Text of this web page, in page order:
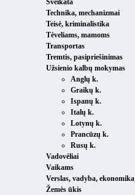
Technika, mechanizmai
Teisė, kriminalistika
Tėveliams, mamoms
Transportas
Tremtis, pasipriešinimas
Užsienio kalbų mokymas
Anglų k.
Graikų k.
Ispanų k.
Italų k.
Lotynų k.
Prancūzų k.
Rusų k.
Vadovėliai
Vaikams
Verslas, vadyba, ekonomika
Žemės ūkis